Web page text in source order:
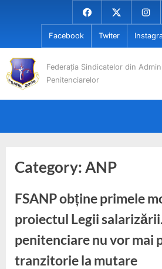
FacebookTwiter
Facebook Twiter
Federația Sindicatelor din
Penitenciarelor
Category:ANP
FSANP obține primele
proiectul Legii
penitenciare nu vor mai
tranzitorie la mutare